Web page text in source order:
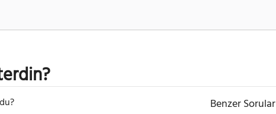
Benzer Sorular